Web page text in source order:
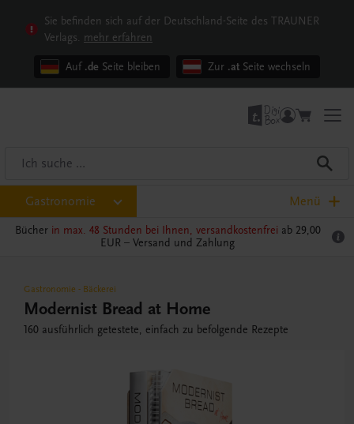
Sie befinden sich auf der Deutschland-Seite des TRAUNER
Verlags. mehr erfahren
Auf .de Seite bleiben Zur .at Seite wechseln
Gastronomie Menü
Bücher in max. 48 Stunden bei Ihnen, versandkostenfrei ab 29,00
EUR – Versand und Zahlung
Gastronomie - Bäckerei
Modernist Bread at Home
160 ausführlich getestete, einfach zu befolgende Rezepte